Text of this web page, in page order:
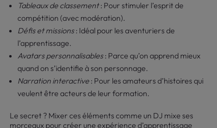
Tableaux de classement: Pour stimuler l’esprit de
compétition (avec modération).
Défis et missions: Idéal pour les aventuriers de
l’apprentissage.
Avatars personnalisables: Parce qu’on apprend mieux
quand on s’identifie à son personnage.
Narration interactive : Pour les amateurs d’histoires qui
veulent être acteurs de leur formation.
Le secret ? Mixer ces éléments comme un DJ mixe ses
morceaux pour créer une expérience d’apprentissage